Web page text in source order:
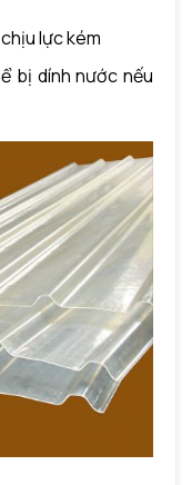
lực kém
bị dính nước nếu